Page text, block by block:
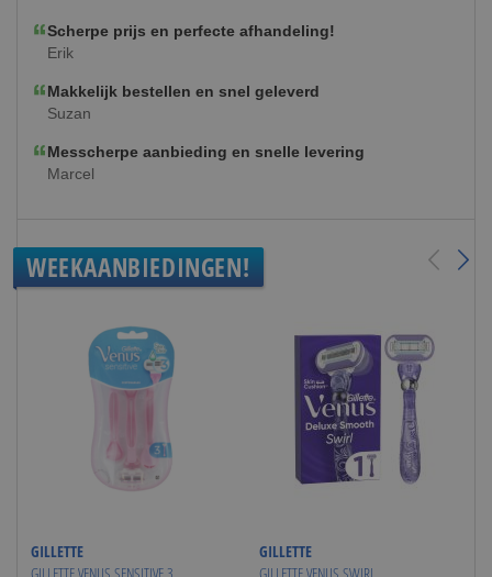
Scherpe prijs en perfecte afhandeling!
Erik
Makkelijk bestellen en snel geleverd
Suzan
Messcherpe aanbieding en snelle levering
Marcel
WEEKAANBIEDINGEN!
GILLETTE
GILLETTE